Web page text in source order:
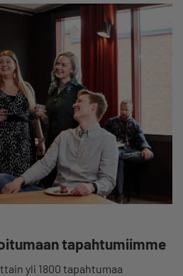
tapahtumiimme
yli 1800 tapahtumaa